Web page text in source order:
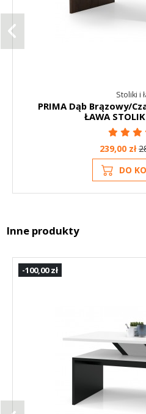
Stoliki i
PRIMA Dąb Brązowy/
ŁAWA
239,00 zł
DO
Inne produkty
-100,00 zł